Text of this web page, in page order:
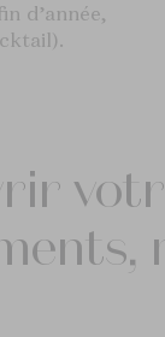
d’année,